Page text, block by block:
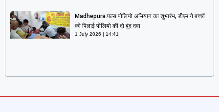
Madhepura:पल्स पोलियो अभियान का शुभारंभ, डीएम ने बच्चों
को पिलाई पोलियो की दो बूंद दवा
1 July 2026 14:41